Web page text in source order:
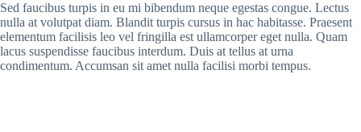
Sed faucibus turpis in eu mi bibendum neque egestas congue. Lectus
nulla at volutpat diam. Blandit turpis cursus in hac habitasse. Praesent
elementum facilisis leo vel fringilla est ullamcorper eget nulla. Quam
lacus suspendisse faucibus interdum. Duis at tellus at urna
condimentum. Accumsan sit amet nulla facilisi morbi tempus.